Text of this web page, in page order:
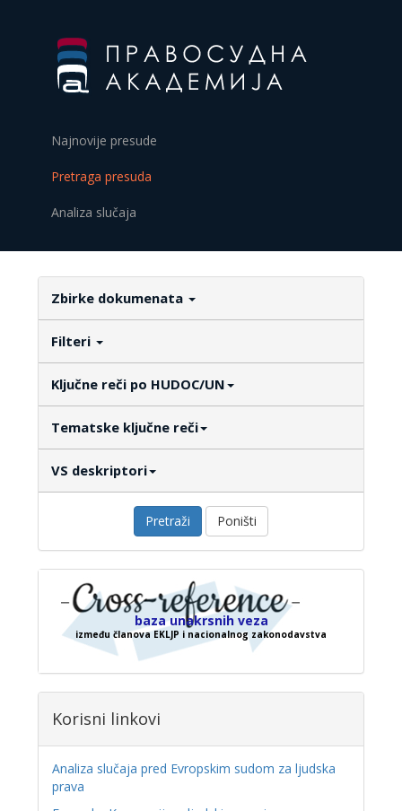
Najnovije presude
Pretraga presuda
Analiza slučaja
Zbirke dokumenata
Filteri
Ključne reči po HUDOC/UN
Tematske ključne reči
VS deskriptori
Pretraži Poništi
baza unakrsnih veza
između članova EKLJP i nacionalnog zakonodavstva
Korisni linkovi
Analiza slučaja pred Evropskim sudom za ljudska
prava